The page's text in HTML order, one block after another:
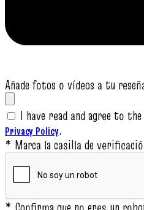
Añade fotos o vídeos a tu
I have read and agree to
Privacy Policy.
* Marca la casilla de